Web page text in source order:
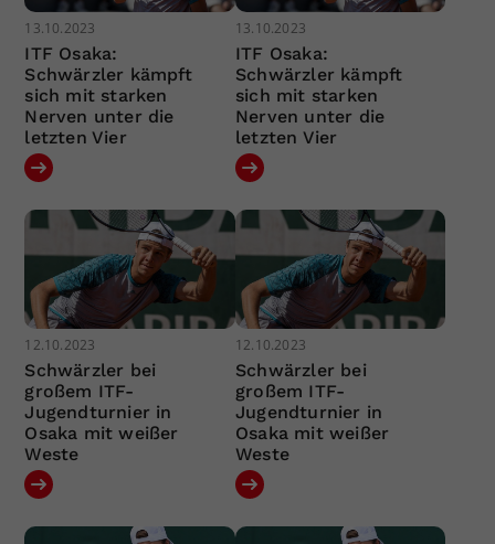
13.10.2023
ITF Osaka:
Schwärzler kämpft
sich mit starken
Nerven unter die
letzten Vier
13.10.2023
ITF Osaka:
Schwärzler kämpft
sich mit starken
Nerven unter die
letzten Vier
12.10.2023
Schwärzler bei
großem ITF-
Jugendturnier in
Osaka mit weißer
Weste
12.10.2023
Schwärzler bei
großem ITF-
Jugendturnier in
Osaka mit weißer
Weste